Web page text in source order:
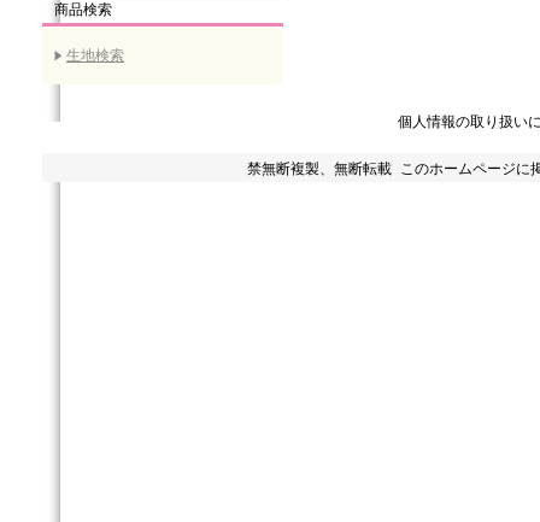
商品検索
生地検索
個人情報の取り扱い
禁無断複製、無断転載 このホームページに